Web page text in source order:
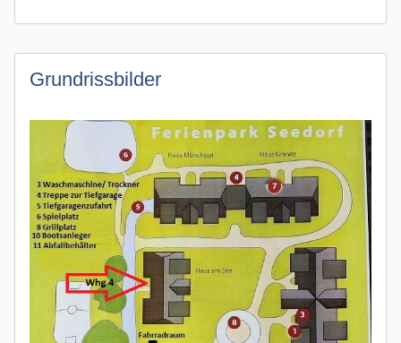
Grundrissbilder